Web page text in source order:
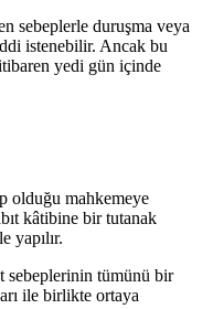
sebeplerle duruşma veya
istenebilir. Ancak bu
yedi gün içinde
olduğu mahkemeye
kâtibine bir tutanak
yapılır.
sebeplerinin tümünü bir
ile birlikte ortaya